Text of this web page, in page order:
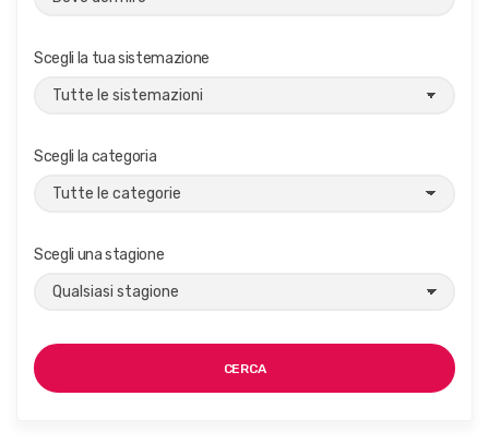
Scegli la tua sistemazione
Scegli la categoria
Scegli una stagione
CERCA